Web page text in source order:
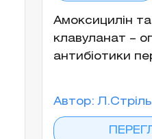
Амоксицилін
клавуланат –
антибіотики
Автор: